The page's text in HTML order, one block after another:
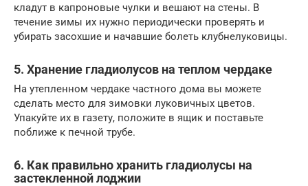
кладут в капроновые чулки и вешают на стены. В
течение зимы их нужно периодически проверять и
убирать засохшие и начавшие болеть клубнелуковицы.
5. Хранение гладиолусов на теплом чердаке
На утепленном чердаке частного дома вы можете
сделать место для зимовки луковичных цветов.
Упакуйте их в газету, положите в ящик и поставьте
поближе к печной трубе.
6. Как правильно хранить гладиолусы на
застекленной лоджии